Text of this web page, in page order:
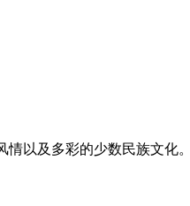
情以及多彩的少数民族文化。